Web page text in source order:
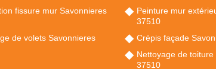
fissure mur Savonnieres
de volets Savonnieres
Peinture mur
37510
Crépis façade
Nettoyage de
37510